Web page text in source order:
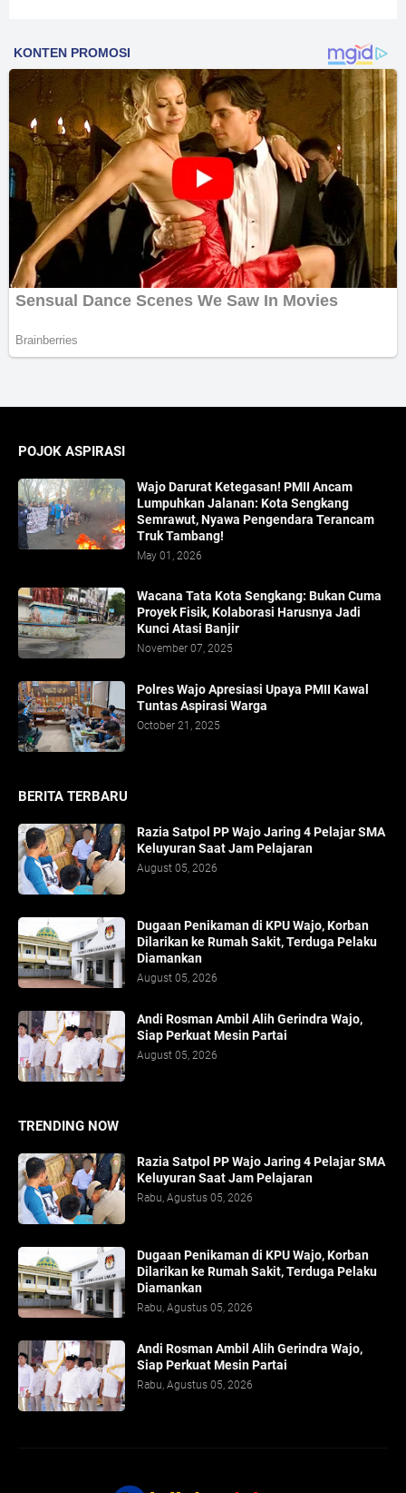
POJOK ASPIRASI
Wajo Darurat Ketegasan! PMII Ancam
Lumpuhkan Jalanan: Kota Sengkang
Semrawut, Nyawa Pengendara Terancam
Truk Tambang!
May 01, 2026
​Wacana Tata Kota Sengkang: Bukan Cuma
Proyek Fisik, Kolaborasi Harusnya Jadi
Kunci Atasi Banjir
November 07, 2025
Polres Wajo Apresiasi Upaya PMII Kawal
Tuntas Aspirasi Warga
October 21, 2025
BERITA TERBARU
Razia Satpol PP Wajo Jaring 4 Pelajar SMA
Keluyuran Saat Jam Pelajaran
August 05, 2026
Dugaan Penikaman di KPU Wajo, Korban
Dilarikan ke Rumah Sakit, Terduga Pelaku
Diamankan
August 05, 2026
Andi Rosman Ambil Alih Gerindra Wajo,
Siap Perkuat Mesin Partai
August 05, 2026
TRENDING NOW
Razia Satpol PP Wajo Jaring 4 Pelajar SMA
Keluyuran Saat Jam Pelajaran
Rabu, Agustus 05, 2026
Dugaan Penikaman di KPU Wajo, Korban
Dilarikan ke Rumah Sakit, Terduga Pelaku
Diamankan
Rabu, Agustus 05, 2026
Andi Rosman Ambil Alih Gerindra Wajo,
Siap Perkuat Mesin Partai
Rabu, Agustus 05, 2026